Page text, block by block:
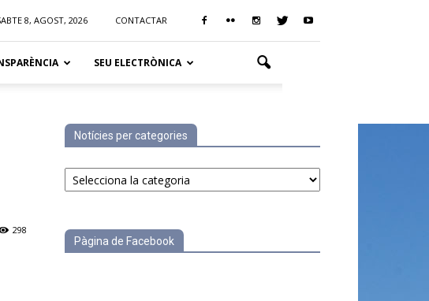
8, AGOST, 2026 CONTACTAR
SEU ELECTRÒNICA
298
Notícies per categories
Notícies
per
Pàgina de Facebook